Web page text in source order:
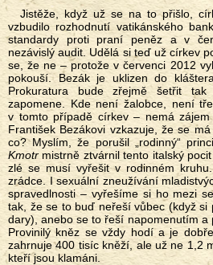
Jistěže, když už se na to přišlo, církev slíbila nápravu. Naději
vzbudilo rozhodnutí vatikánského
standardy proti praní peněz a v
nezávislý audit. Udělá si teď už církev
se, že ne – protože v červenci 2012
pokouší. Bezák je uklizen do
Prokuratura bude zřejmě šetřit
zapomene. Kde není žalobce, není
v tomto případě církev – nemá
František Bezákovi vzkazuje, že se
co? Myslím, že porušil „rodinný“
Kmotrmistrně ztvárnil tento italský
zlé se musí vyřešit v rodinném
zrádce. I sexuální zneužívání
spravedlnosti – vyřešíme si ho mezi
tak, že se to buď neřeší vůbec (když si
dary), anebo se to řeší napomenutím a
Provinilý kněz se vždy hodí a je
zahrnuje 400 tisíc kněží, ale už ne 1,2
kteří jsou klamáni.